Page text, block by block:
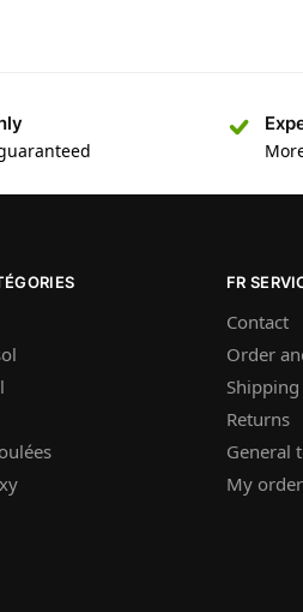
FR
Contact
Order
Returns
General
My